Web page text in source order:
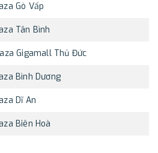
Gò Vấp
Tân Bình
Gigamall Thủ Đức
Bình Dương
Dĩ An
Biên Hoà